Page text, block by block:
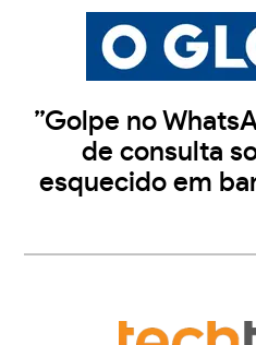
”Golpe no
de consulta
esquecido em